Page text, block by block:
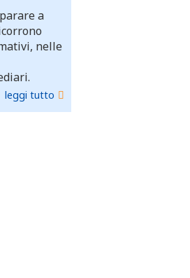
a
nelle
leggi tutto